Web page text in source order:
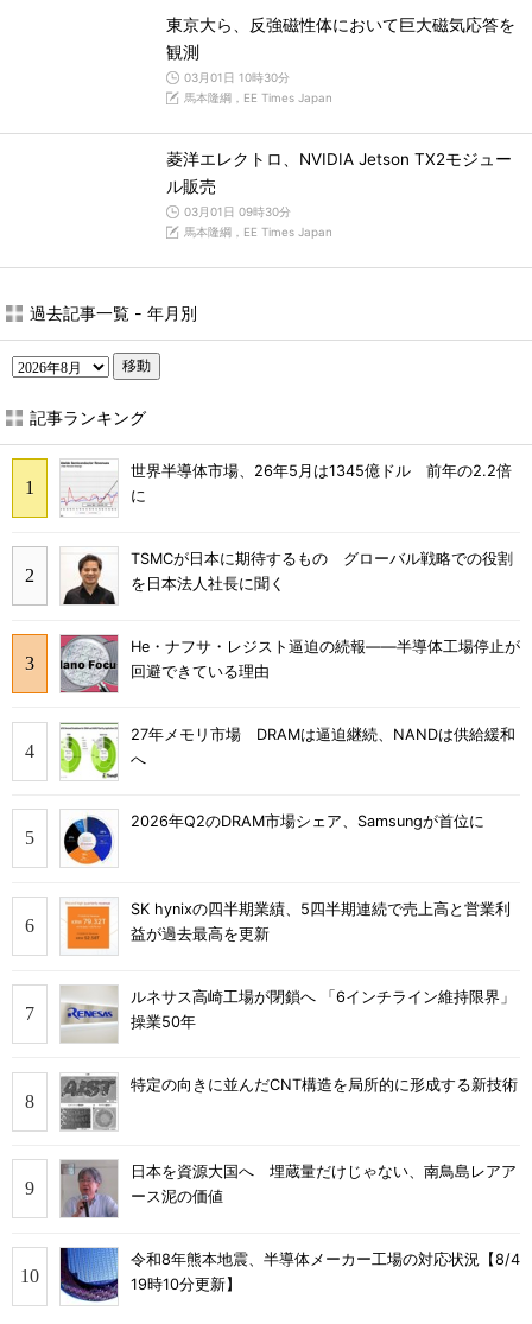
東京大ら、反強磁性体において巨大磁気応答を
観測
03月01日 10時30分
馬本隆綱，EE Times Japan
菱洋エレクトロ、NVIDIA Jetson TX2モジュー
ル販売
03月01日 09時30分
馬本隆綱，EE Times Japan
過去記事一覧 - 年月別
移動
記事ランキング
世界半導体市場、26年5月は1345億ドル 前年の2.2倍
に
TSMCが日本に期待するもの グローバル戦略での役割
を日本法人社長に聞く
He・ナフサ・レジスト逼迫の続報――半導体工場停止が
回避できている理由
27年メモリ市場 DRAMは逼迫継続、NANDは供給緩和
へ
2026年Q2のDRAM市場シェア、Samsungが首位に
SK hynixの四半期業績、5四半期連続で売上高と営業利
益が過去最高を更新
ルネサス高崎工場が閉鎖へ 「6インチライン維持限界」
操業50年
特定の向きに並んだCNT構造を局所的に形成する新技術
日本を資源大国へ 埋蔵量だけじゃない、南鳥島レアア
ース泥の価値
令和8年熊本地震、半導体メーカー工場の対応状況【8/4
19時10分更新】